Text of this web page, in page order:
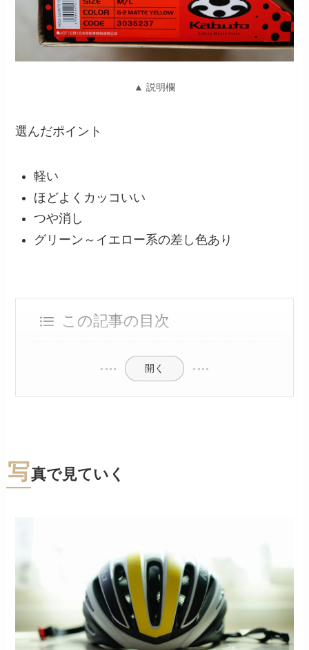
▲ 説明欄
選んだポイント
軽い
ほどよくカッコいい
つや消し
グリーン～イエロー系の差し色あり
この記事の目次
開く
写真で見ていく